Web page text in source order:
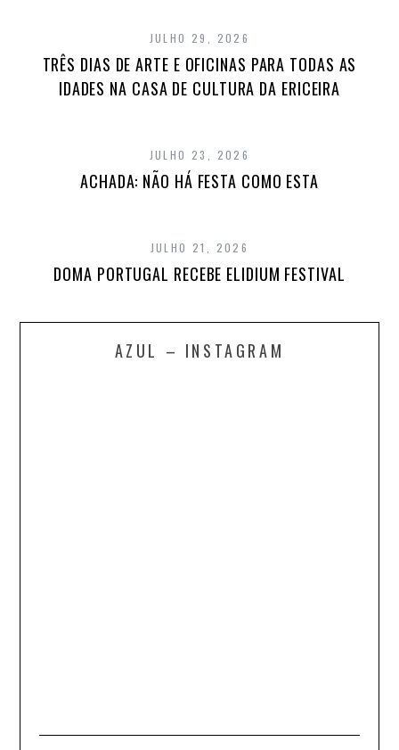
JULHO 29, 2026
TRÊS DIAS DE ARTE E OFICINAS PARA TODAS AS
IDADES NA CASA DE CULTURA DA ERICEIRA
JULHO 23, 2026
ACHADA: NÃO HÁ FESTA COMO ESTA
JULHO 21, 2026
DOMA PORTUGAL RECEBE ELIDIUM FESTIVAL
AZUL – INSTAGRAM